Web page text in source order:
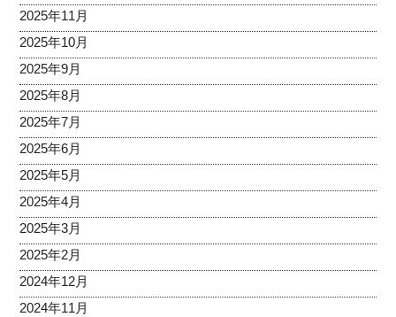
2025年11月
2025年10月
2025年9月
2025年8月
2025年7月
2025年6月
2025年5月
2025年4月
2025年3月
2025年2月
2024年12月
2024年11月